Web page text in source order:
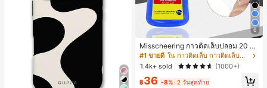
6
Misscheering กาวติดเล็บปลอม 20 กรั
ม แรงยึดสูง เจลสติกเกอร์เล็บนุ่ม แห้งเร็
ว เหมาะสำหรับผู้เริ่มต้นทำเล็บ ติดทนน
าน
#1 ขายดี
ใน กาวติดเล็บ กาวติดเล็บและสารยึดติด
1.4k+ sold
(1000+)
฿36 -8% 2 วันสุดท้าย